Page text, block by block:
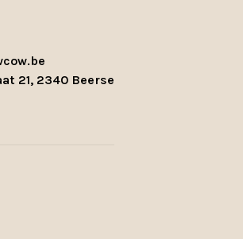
21, 2340 Beerse